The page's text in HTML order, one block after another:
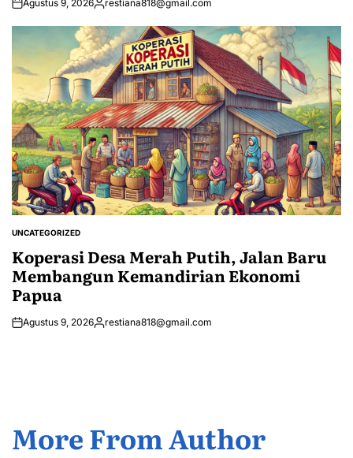
Agustus 9, 2026Posted
restiana818@gmail.com
POSTED
UNCATEGORIZED
Koperasi Desa Merah Putih, Jalan Baru
Membangun Kemandirian Ekonomi
Papua
Agustus 9, 2026Posted
restiana818@gmail.com
More From Author